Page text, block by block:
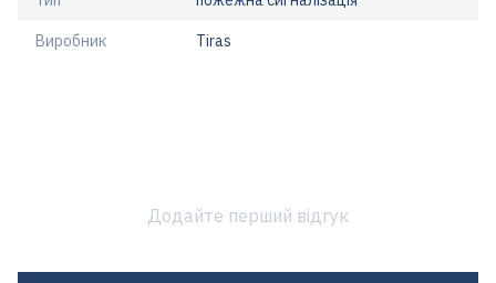
Виробник Tiras
Додайте перший відгук